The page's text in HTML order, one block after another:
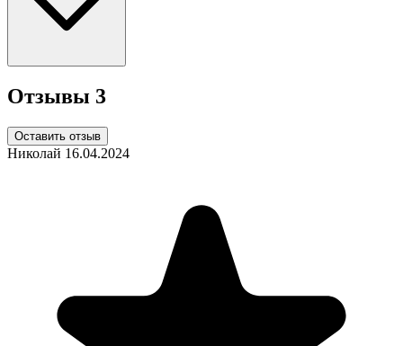
Отзывы 3
Оставить отзыв
Николай 16.04.2024